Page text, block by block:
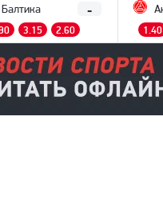
Балтика
-
3.15 2.60 1.40